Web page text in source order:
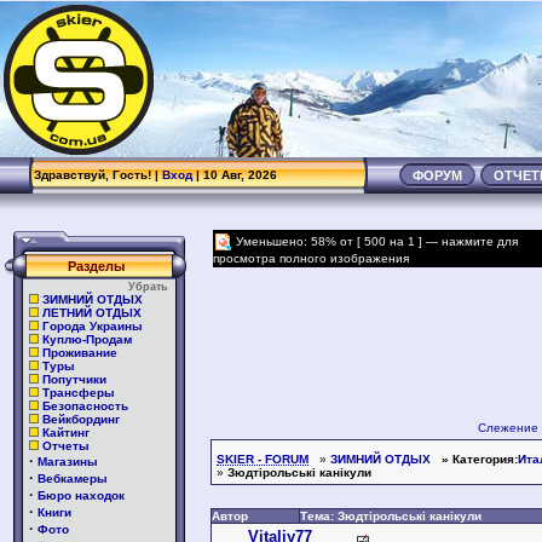
.
Здравствуй, Гость! |Вход| 10 Авг, 2026 ФОРУМ
Разделы
Убрать
ЗИМНИЙ ОТДЫХ
ЛЕТНИЙ ОТДЫХ
Города Украины
Куплю-Продам
Проживание
Туры
Попутчики
Трансферы
Безопасность
Вейкбординг
Кайтинг
Отчеты
· Магазины
· Вебкамеры
· Бюро находок
· Книги
· Фото
Уменьшено: 58% от [ 500 на 1 ] — нажмите для
просмотра полного изображения
Слежение
SKIER - FORUM » ЗИМНИЙ ОТДЫХ » Категория:
» Зюдтірольські канікули
Автор Тема: Зюдтірольські канікули
Vitaliy77